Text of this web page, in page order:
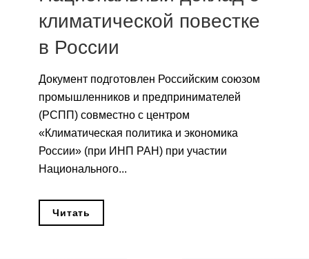
Публикации
Научная жизнь
Издания
Проблемы прогнозирования
О журнале
Номера журналов
климатической повестке
в России
Документ подготовлен Российским союзом
промышленников и предпринимателей
(РСПП) совместно с центром
«Климатическая политика и экономика
России» (при ИНП РАН) при участии
Национального...
Читать